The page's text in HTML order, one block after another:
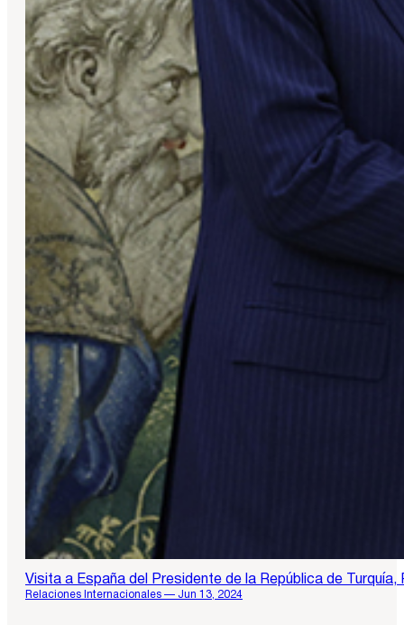
Visita a España del Presidente de la República de Turquía,
Relaciones Internacionales — Jun 13, 2024